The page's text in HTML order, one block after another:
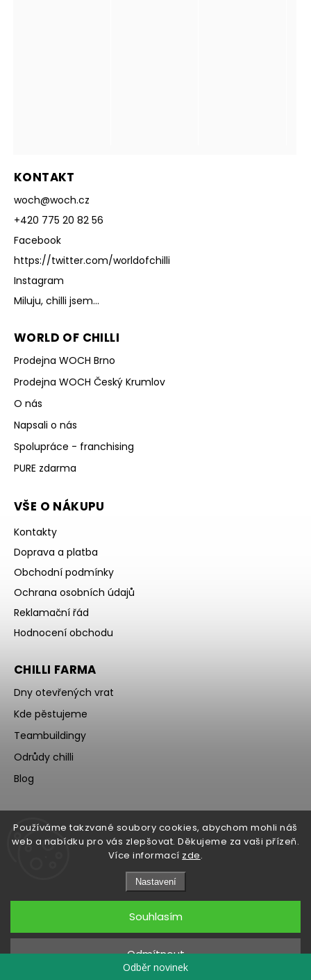
Používáme takzvané soubory cookies, abychom mohli náš
web a nabídku pro vás zlepšovat. Děkujeme za vaši přízeň.
Více informací zde.
Nastavení
Odmítnout
Souhlasím
KONTAKT
woch@woch.cz
+420 775 20 82 56
Facebook
https://twitter.com/worldofchilli
Instagram
Miluju, chilli jsem...
WORLD OF CHILLI
Prodejna WOCH Brno
Prodejna WOCH Český Krumlov
O nás
Napsali o nás
Spolupráce - franchising
PURE zdarma
VŠE O NÁKUPU
Kontakty
Doprava a platba
Obchodní podmínky
Ochrana osobních údajů
Reklamační řád
Hodnocení obchodu
CHILLI FARMA
Dny otevřených vrat
Kde pěstujeme
Teambuildingy
Odrůdy chilli
Blog
Upravit nastavení cookies
Odběr novinek